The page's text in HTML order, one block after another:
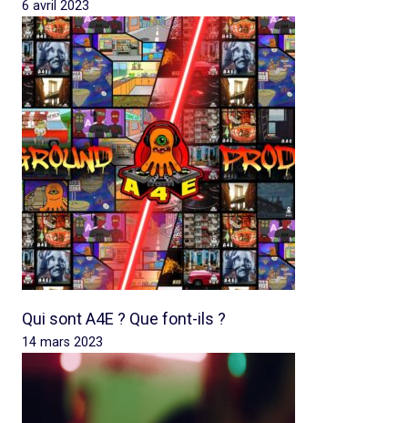
6 avril 2023
Qui sont A4E ? Que font-ils ?
14 mars 2023